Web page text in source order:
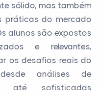
sólido, mas também
práticas do mercado
alunos são expostos
e relevantes,
os desafios reais do
análises de
até sofisticadas